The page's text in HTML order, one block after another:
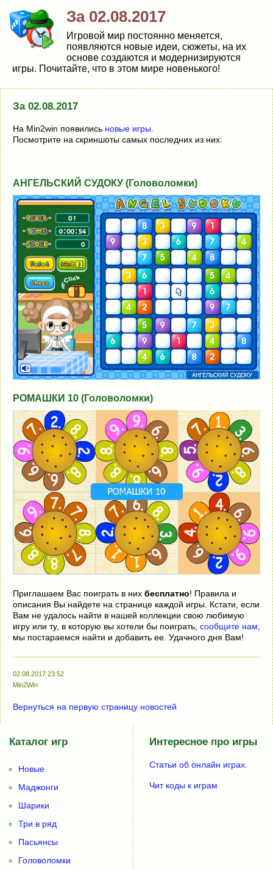
За 02.08.2017
Игровой мир постоянно меняется,
появляются новые идеи, сюжеты, на их
основе создаются и модернизируются
игры. Почитайте, что в этом мире новенького!
За 02.08.2017
На Min2win появились новые игры
Посмотрите на скриншоты самых последних из них:
АНГЕЛЬСКИЙ СУДОКУ (Головоломки)
РОМАШКИ 10 (Головоломки)
Приглашаем Вас поиграть в них бесплатно! Правила и
описания Вы найдете на странице каждой игры. Кстати, если
Вам не удалось найти в нашей коллекции свою любимую
игру или ту, в которую вы хотели бы поиграть, сообщите нам,
мы постараемся найти и добавить ее. Удачного дня Вам!
02.08.2017 23:52
Min2Win
Вернуться на первую страницу новостей
Каталог игр
Новые
Маджонги
Шарики
Три в ряд
Пасьянсы
Головоломки
Интересное про игры
Статьи об онлайн играх.
Чит коды к играм